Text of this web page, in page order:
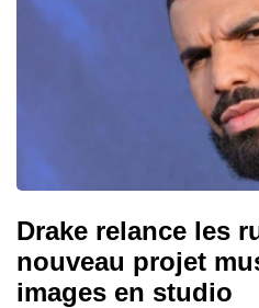
Drake relance les
nouveau projet
images en studio